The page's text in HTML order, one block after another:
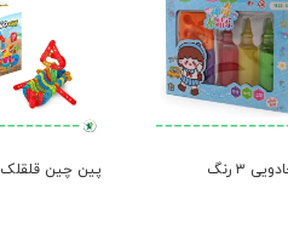
۳ رنگ پین چین قلقلک